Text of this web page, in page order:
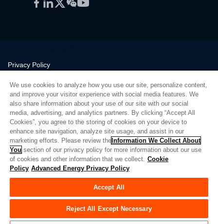
Privacy Policy
Quality
Sitemap
Supplier Portal
UK Modern Slavery Act
Privacy Preferences
Do Not Sell or Share My Personal Information
Limit the Use of My Sensitive Personal Information
© Copyright 2026Advanced Energy | 빌드: 39545
We use cookies to analyze how you use our site, personalize content,
and improve your visitor experience with social media features. We
also share information about your use of our site with our social
media, advertising, and analytics partners. By clicking “Accept All
Cookies”, you agree to the storing of cookies on your device to
enhance site navigation, analyze site usage, and assist in our
marketing efforts. Please review the Information We Collect About
You section of our privacy policy for more information about our use
of cookies and other information that we collect. Cookie
Policy Advanced Energy Privacy Policy
Accept All
Reject All Except Necessary